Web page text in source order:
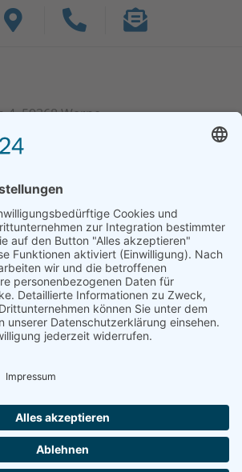
4, 59368 Werne
95 39 60-0
bis 15:00 Uhr
Steuerungen
Zylinder
AGB